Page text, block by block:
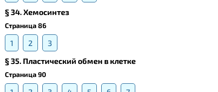
§ 34. Хемосинтез
Страница 86
1 2
3
§ 35. Пластический обмен в клетке
Страница 90